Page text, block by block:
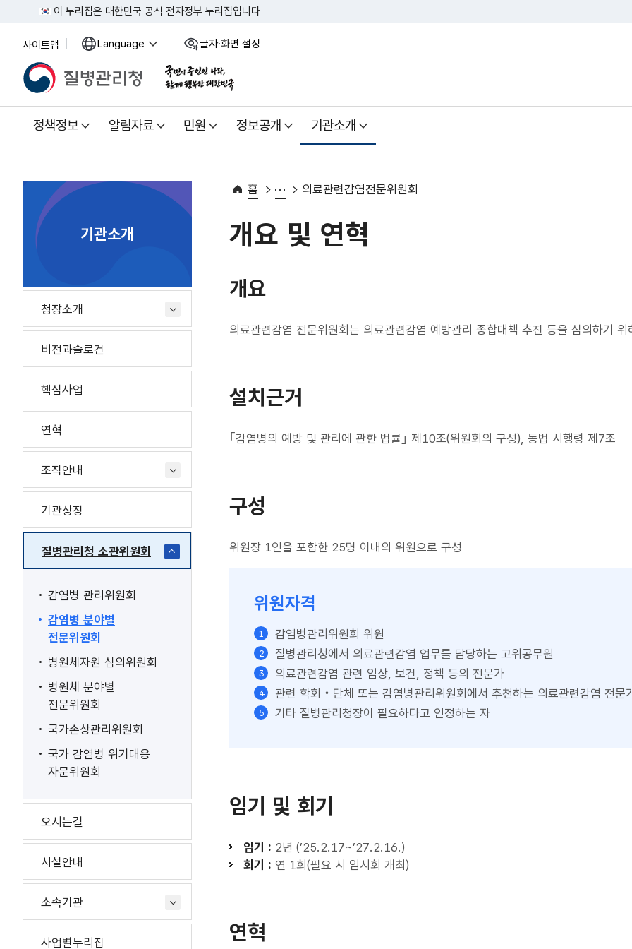
이 누리집은 대한민국 공식 전자정부 누리집입니다
사이트맵 Language 열
글자·화면 설정
정책정보 알림자료 민원 정보공개 기관소개
기관소개
청장소개
비전과슬로건
핵심사업
연혁
조직안내
기관상징
질병관리청 소관위원회
감염병 관리위원회
감염병 분야별
전문위원회
병원체자원 심의위원회
병원체 분야별
전문위원회
국가손상관리위원회
국가 감염병 위기대응
자문위원회
오시는길
시설안내
소속기관
사업별누리집
홈 의료관련감염전문위원회
개요 및 연혁
개요
의료관련감염 전문위원회는 의료관련감염 예방관리 종합대책 추진 등을 심의하기
설치근거
｢감염병의 예방 및 관리에 관한 법률｣ 제10조(위원회의 구성), 동법 시행령 제7조
구성
위원장 1인을 포함한 25명 이내의 위원으로 구성
위원자격
감염병관리위원회 위원
질병관리청에서 의료관련감염 업무를 담당하는 고위공무원
의료관련감염 관련 임상, 보건, 정책 등의 전문가
관련 학회‧단체 또는 감염병관리위원회에서 추천하는 의료관련감염 전문
기타 질병관리청장이 필요하다고 인정하는 자
임기 및 회기
임기 : 2년 (’25.2.17~’27.2.16.)
회기 : 연 1회(필요 시 임시회 개최)
연혁